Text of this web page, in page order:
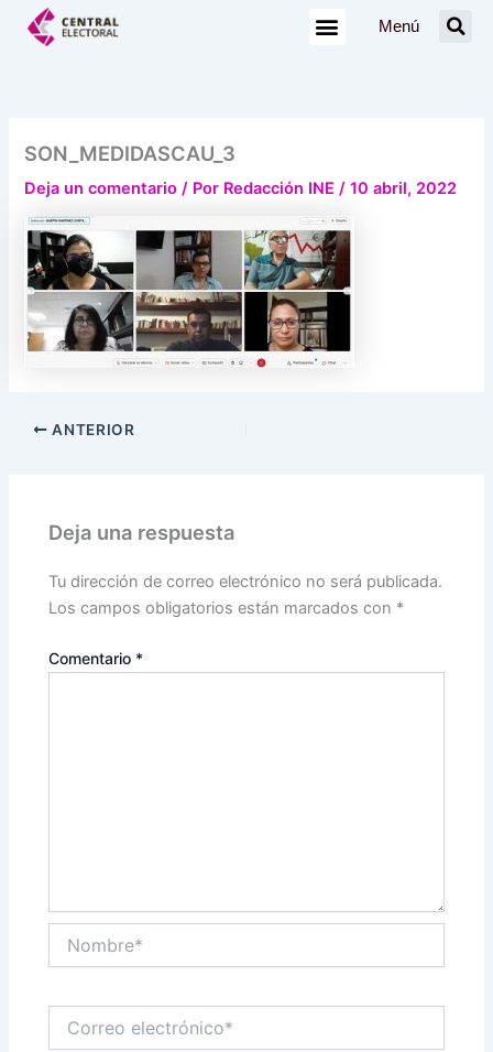
Menú
SON_MEDIDASCAU_3
Deja un comentario / Por Redacción INE/10 abril, 2022
ANTERIOR
Deja una respuesta
Tu dirección de correo electrónico no será publicada.
Los campos obligatorios están marcados con *
Comentario *
electrónico*